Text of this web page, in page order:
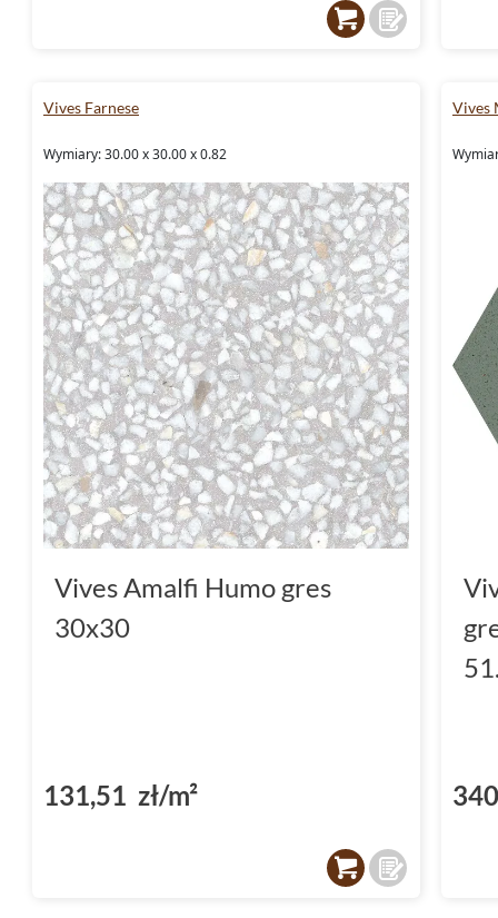
Vives Farnese
Wymiary: 30.00 x 30.00 x 0.82
Vives Amalfi Humo gres
30x30
131,51 zł/m²
Vives